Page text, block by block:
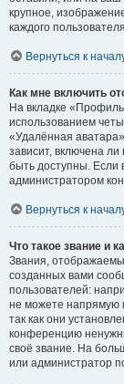
крупное,
каждого
Вернуться к
Как мне включить
На вкладке
использованием
«Удалённая
зависит, включена
быть доступны. Если
администратором
Вернуться к
Что такое звание и
Звания,
созданных вами
пользователей:
не можете напрямую
так как они
конференцию
своё звание. На
или администратор